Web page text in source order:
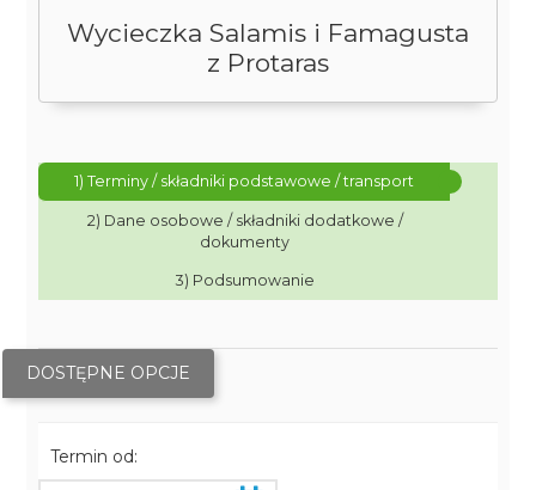
Wycieczka Salamis i Famagusta
z Protaras
1) Terminy / składniki podstawowe / transport
2) Dane osobowe / składniki dodatkowe /
dokumenty
3) Podsumowanie
DOSTĘPNE OPCJE
Termin od: